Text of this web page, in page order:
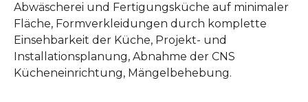
Abwäscherei und Fertigungsküche auf minimaler
Fläche, Formverkleidungen durch komplette
Einsehbarkeit der Küche, Projekt- und
Installationsplanung, Abnahme der CNS
Kücheneinrichtung, Mängelbehebung.